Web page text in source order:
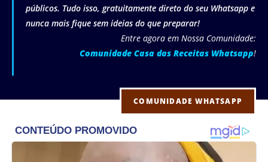
públicos. Tudo isso, gratuitamente direto do seu Whatsapp e
nunca mais fique sem ideias do que preparar!
Entre agora em Nossa Comunidade:
Comunidade Casa das Receitas Whatsapp!
COMUNIDADE WHATSAPP